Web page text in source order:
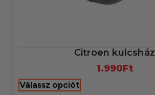
Citroen kulcsház
1.990Ft
Válassz opciót